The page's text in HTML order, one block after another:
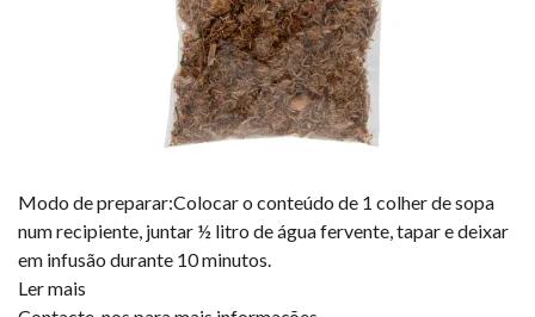
Modo de preparar:Colocar o conteúdo de 1 colher de sopa
num recipiente, juntar ½ litro de água fervente, tapar e deixar
em infusão durante 10 minutos.
Ler mais